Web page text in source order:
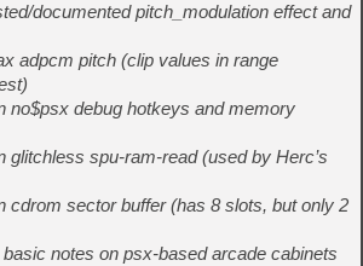
documented pitch_modulation effect and
adpcm pitch (clip values in range
no$psx debug hotkeys and memory
glitchless spu-ram-read (used by Herc’s
cdrom sector buffer (has 8 slots, but only 2
notes on psx-based arcade cabinets